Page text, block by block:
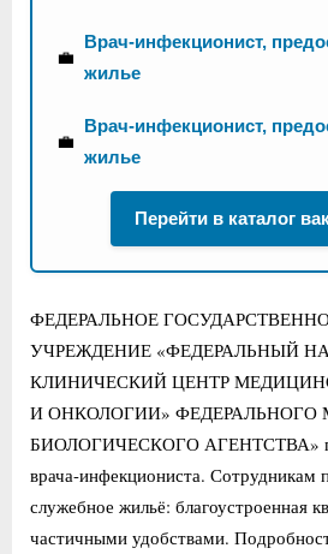
💼
Врач-инфекционист,
жилье
💼
Врач-инфекционист,
жилье
Перейти в каталог
ФЕДЕРАЛЬНОЕ
УЧРЕЖДЕНИЕ «ФЕДЕРАЛЬНЫЙ
КЛИНИЧЕСКИЙ ЦЕНТР
И ОНКОЛОГИИ» ФЕДЕРАЛЬНОГО
БИОЛОГИЧЕСКОГО АГЕНТСТВА»
врача-инфекциониста. Сотрудникам
служебное жильё: благоустроенная
частичными удобствами.